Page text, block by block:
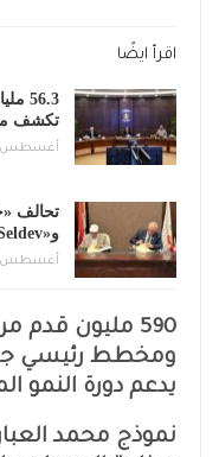
اقرأ ايضًا
تكشف
أغسطس 6, 2026
تحالف
و«Seldev»…
أغسطس 5, 2026
590 مليون
يدعم دورة النمو
نموذج محمد